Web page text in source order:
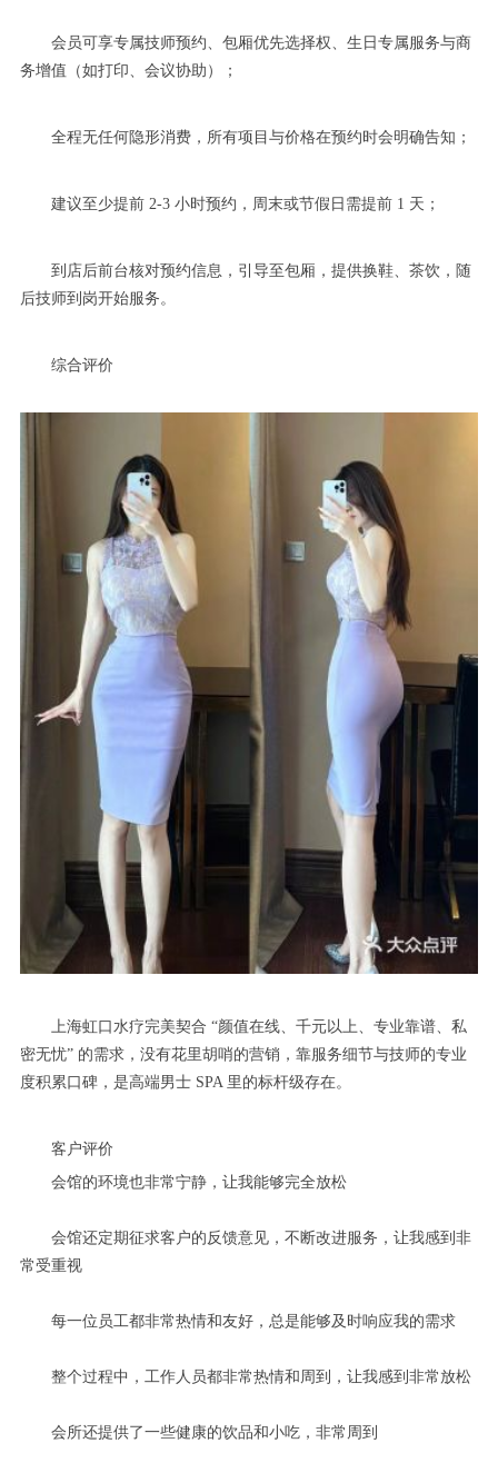
会员可享专属技师预约、包厢优先选择权、生日专属服务与商
务增值（如打印、会议协助）；
全程无任何隐形消费，所有项目与价格在预约时会明确告知；
建议至少提前 2-3 小时预约，周末或节假日需提前 1 天；
到店后前台核对预约信息，引导至包厢，提供换鞋、茶饮，随
后技师到岗开始服务。
综合评价
上海虹口水疗完美契合 “颜值在线、千元以上、专业靠谱、私
密无忧” 的需求，没有花里胡哨的营销，靠服务细节与技师的专业
度积累口碑，是高端男士 SPA 里的标杆级存在。
客户评价
会馆的环境也非常宁静，让我能够完全放松
会馆还定期征求客户的反馈意见，不断改进服务，让我感到非
常受重视
每一位员工都非常热情和友好，总是能够及时响应我的需求
整个过程中，工作人员都非常热情和周到，让我感到非常放松
会所还提供了一些健康的饮品和小吃，非常周到